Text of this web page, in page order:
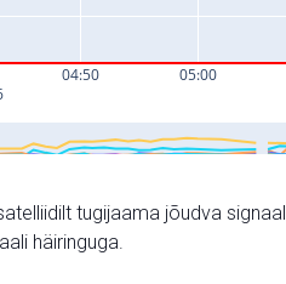
tugijaama jõudva
häiringuga.